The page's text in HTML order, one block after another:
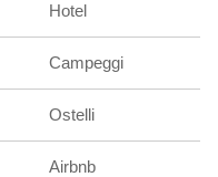
Hotel
Campeggi
Ostelli
Airbnb